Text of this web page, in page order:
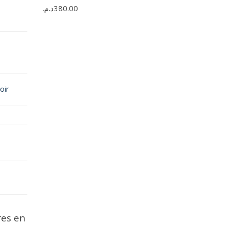
en
380.00د.م.